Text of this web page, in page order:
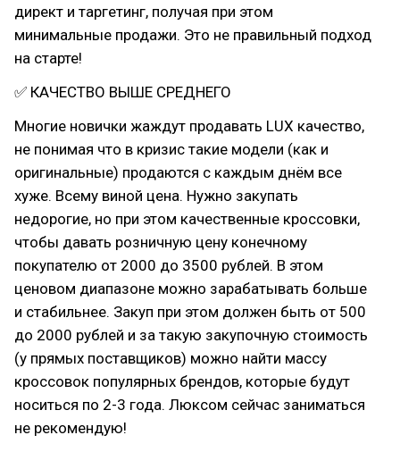
директ и таргетинг, получая при этом
минимальные продажи. Это не правильный подход
на старте!
✅ КАЧЕСТВО ВЫШЕ СРЕДНЕГО
Многие новички жаждут продавать LUX качество,
не понимая что в кризис такие модели (как и
оригинальные) продаются с каждым днём все
хуже. Всему виной цена. Нужно закупать
недорогие, но при этом качественные кроссовки,
чтобы давать розничную цену конечному
покупателю от 2000 до 3500 рублей. В этом
ценовом диапазоне можно зарабатывать больше
и стабильнее. Закуп при этом должен быть от 500
до 2000 рублей и за такую закупочную стоимость
(у прямых поставщиков) можно найти массу
кроссовок популярных брендов, которые будут
носиться по 2-3 года. Люксом сейчас заниматься
не рекомендую!